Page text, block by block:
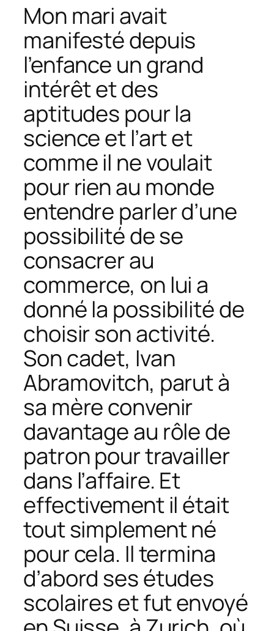
Mon mari avait
manifesté depuis
l’enfance un grand
intérêt et des
aptitudes pour la
science et l’art et
comme il ne voulait
pour rien au monde
entendre parler d’une
possibilité de se
consacrer au
commerce, on lui a
donné la possibilité de
choisir son activité.
Son cadet, Ivan
Abramovitch, parut à
sa mère convenir
davantage au rôle de
patron pour travailler
dans l’affaire. Et
effectivement il était
tout simplement né
pour cela. Il termina
d’abord ses études
scolaires et fut envoyé